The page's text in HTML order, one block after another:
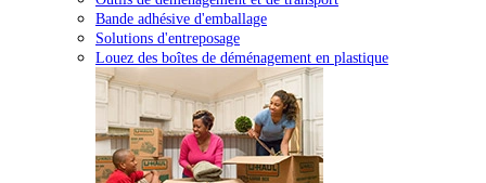
Bande adhésive d'emballage
Solutions d'entreposage
Louez des boîtes de déménagement en plastique